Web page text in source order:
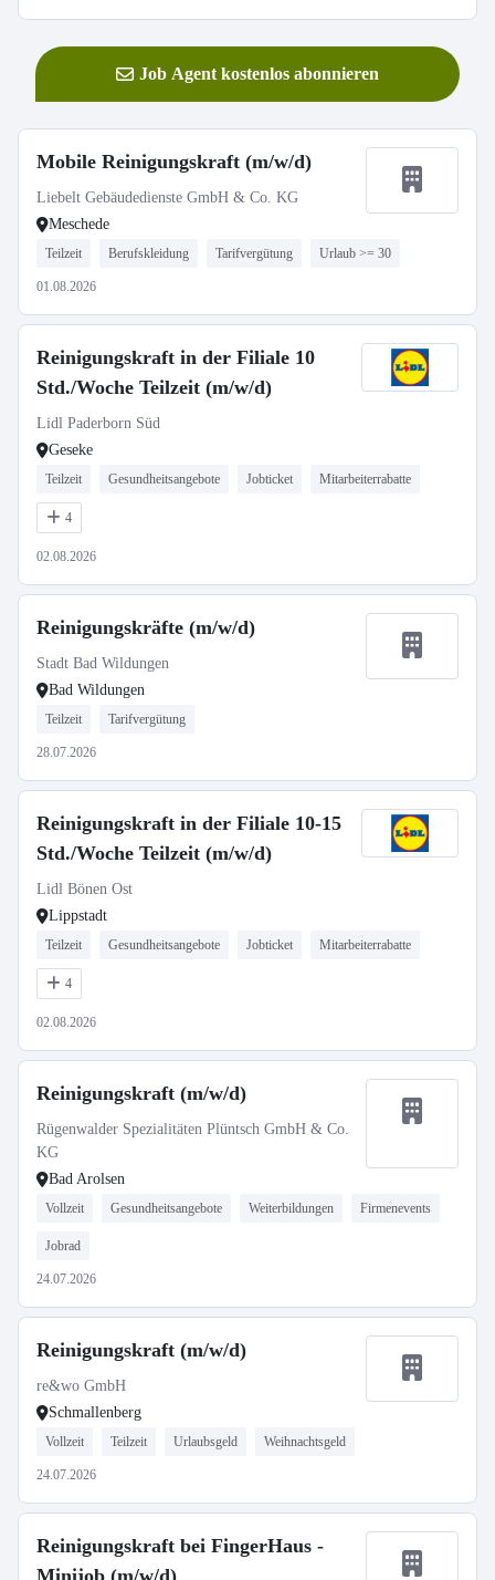
Job Agent kostenlos abonnieren
Mobile Reinigungskraft (m/w/d)
Liebelt Gebäudedienste GmbH & Co. KG
Meschede
Teilzeit Berufskleidung Tarifvergütung Urlaub >= 30
01.08.2026
Reinigungskraft in der Filiale 10
Std./Woche Teilzeit (m/w/d)
Lidl Paderborn Süd
Geseke
Teilzeit Gesundheitsangebote Jobticket Mitarbeiterrabatte
4
02.08.2026
Reinigungskräfte (m/w/d)
Stadt Bad Wildungen
Bad Wildungen
Teilzeit Tarifvergütung
28.07.2026
Reinigungskraft in der Filiale 10-15
Std./Woche Teilzeit (m/w/d)
Lidl Bönen Ost
Lippstadt
Teilzeit Gesundheitsangebote Jobticket Mitarbeiterrabatte
4
02.08.2026
Reinigungskraft (m/w/d)
Rügenwalder Spezialitäten Plüntsch GmbH & Co.
KG
Bad Arolsen
Vollzeit Gesundheitsangebote Weiterbildungen Firmenevents
Jobrad
24.07.2026
Reinigungskraft (m/w/d)
re&wo GmbH
Schmallenberg
Vollzeit Teilzeit Urlaubsgeld Weihnachtsgeld
24.07.2026
Reinigungskraft bei FingerHaus -
Minijob (m/w/d)